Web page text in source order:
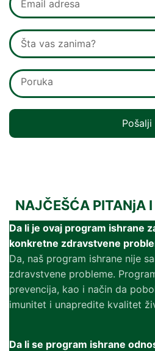
Pošalji
NAJČEŠĆA PITANjA I
Da li je ovaj program ishrane
konkretne zdravstvene
Da, naš program ishrane nije
zdravstvene probleme.
prevencija, kao i način da
imunitet i unapredite kvalitet
Da li se program ishrane